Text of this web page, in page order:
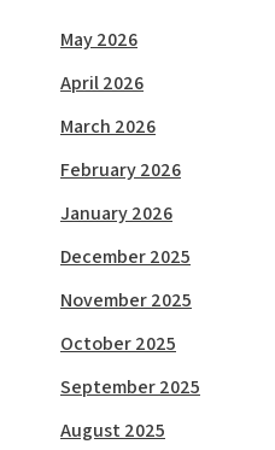
May 2026
April 2026
March 2026
February 2026
January 2026
December 2025
November 2025
October 2025
September 2025
August 2025